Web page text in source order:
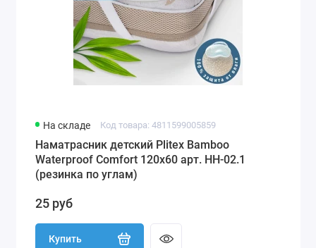
На складе Код товара: 4811599005859
Наматрасник детский Plitex Bamboo
Waterproof Comfort 120х60 арт. НН-02.1
(резинка по углам)
25 руб
Купить